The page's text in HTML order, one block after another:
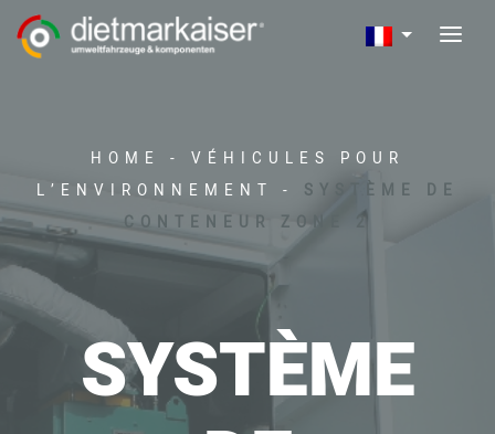
HOME - VÉHICULES POUR
L’ENVIRONNEMENT
- SYSTÈME DE
CONTENEUR ZONE 2
SYSTÈME